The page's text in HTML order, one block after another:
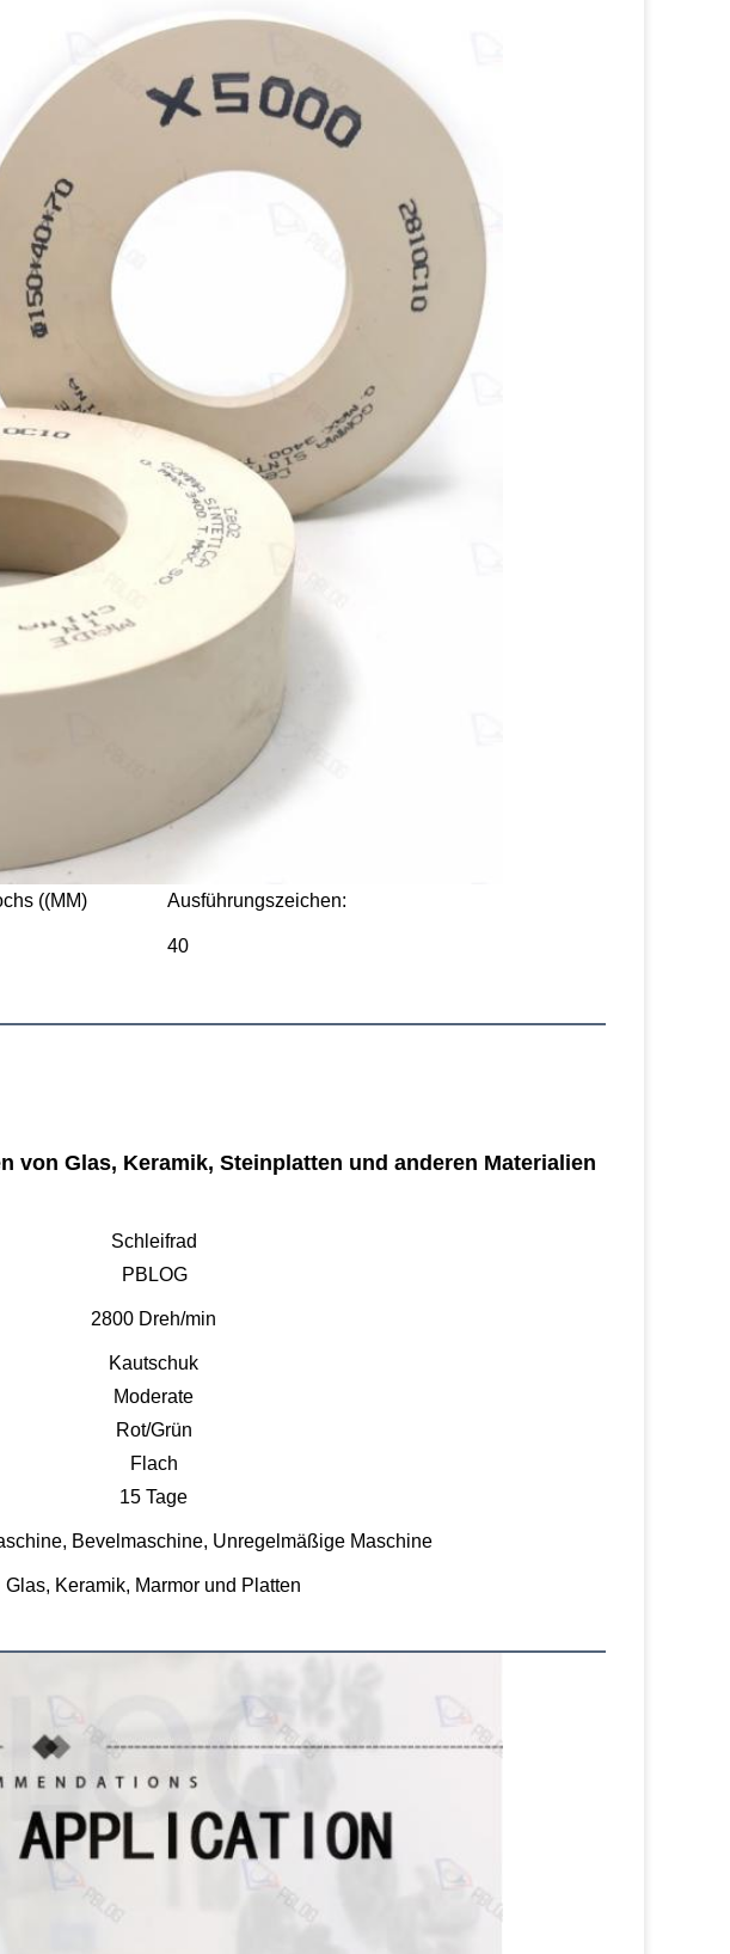
((MM) Ausführungszeichen:
40
von Glas, Keramik, Steinplatten und anderen Materialien
Schleifrad
PBLOG
2800 Dreh/min
Kautschuk
Moderate
Rot/Grün
Flach
15 Tage
Bevelmaschine, Unregelmäßige Maschine
Glas, Keramik, Marmor und Platten